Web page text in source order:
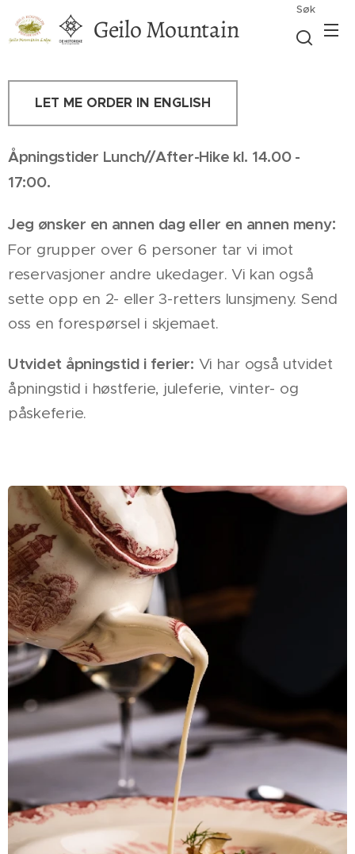
Geilo Mountain
Søk
LET ME ORDER IN ENGLISH
Åpningstider Lunch//After-Hike kl. 14.00 -
17:00.
Jeg ønsker en annen dag eller en annen meny:
For grupper over 6 personer tar vi imot
reservasjoner andre ukedager. Vi kan også
sette opp en 2- eller 3-retters lunsjmeny. Send
oss en forespørsel i skjemaet.
Utvidet åpningstid i ferier: Vi har også utvidet
åpningstid i høstferie, juleferie, vinter- og
påskeferie.